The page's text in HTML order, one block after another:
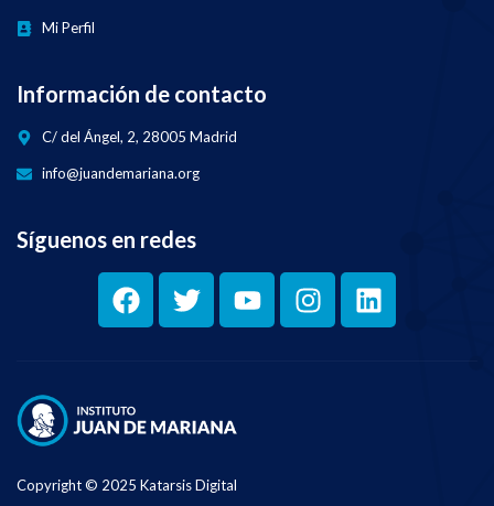
Mi Perfil
Información de contacto
C/ del Ángel, 2, 28005 Madrid
info@juandemariana.org
Síguenos en redes
Copyright © 2025 Katarsis Digital